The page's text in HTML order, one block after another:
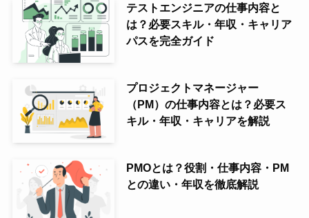
テストエンジニアの仕事内容と
は？必要スキル・年収・キャリア
パスを完全ガイド
プロジェクトマネージャー
（PM）の仕事内容とは？必要ス
キル・年収・キャリアを解説
PMOとは？役割・仕事内容・PM
との違い・年収を徹底解説